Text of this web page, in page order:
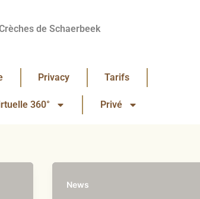
de Schaerbeek
Privacy Tarifs
360° Privé
News